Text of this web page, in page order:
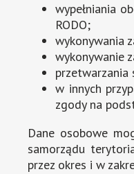
wypełniania
RODO;
wykonywania
wykonywanie
przetwarzania
w innych
zgody na
Dane osobowe
samorządu
przez okres i w